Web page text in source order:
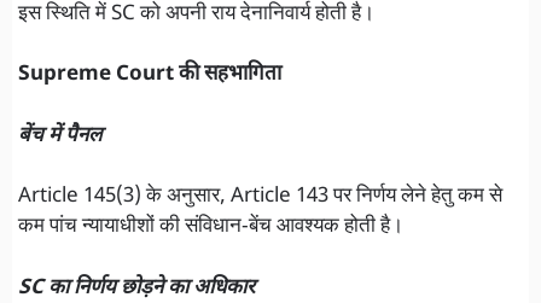
इस स्थिति में SC को अपनी राय देनानिवार्य होती है।
Supreme Court की सहभागिता
बेंच में पैनल
Article 145(3) के अनुसार, Article 143 पर निर्णय लेने हेतु कम से
कम पांच न्यायाधीशों की संविधान‑बेंच आवश्यक होती है।
SC का निर्णय छोड़ने का अधिकार